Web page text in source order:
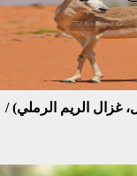
غزال الريم الرملي) /